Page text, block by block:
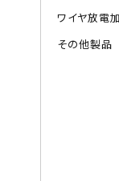
ワイヤ放電
その他製品